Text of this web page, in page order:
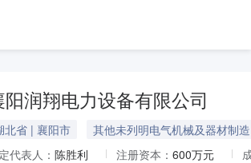
阳润翔电力设备有限公司
北省 | 襄阳市
其他未列明电气机械及器材制造
代表人： 陈胜利 注册资本： 600万元